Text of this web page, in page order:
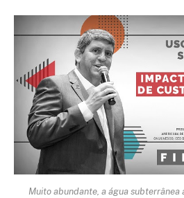
Muito abundante, a água subterrânea